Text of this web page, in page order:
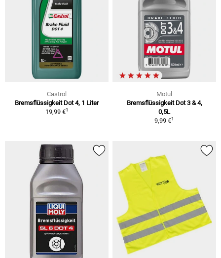
Castrol
Bremsflüssigkeit Dot 4, 1 Liter
19,99 €1
Motul
Bremsflüssigkeit Dot 3 & 4,
0,5L
9,99 €1